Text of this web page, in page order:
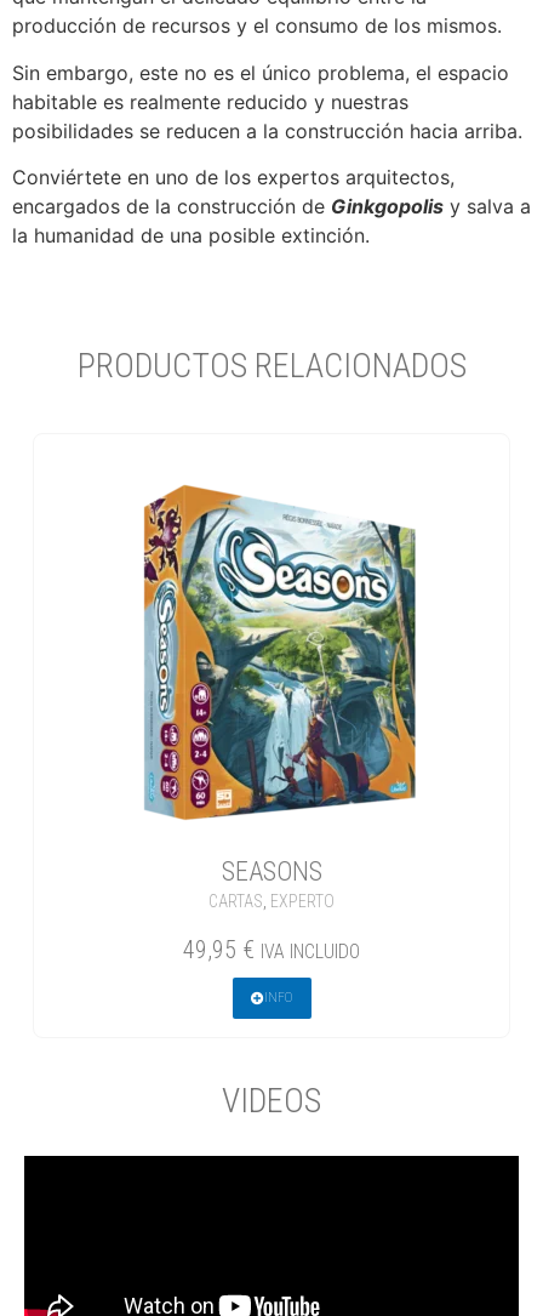
producción de recursos y el consumo de los mismos.
Sin embargo, este no es el único problema, el espacio
habitable es realmente reducido y nuestras
posibilidades se reducen a la construcción hacia arriba.
Conviértete en uno de los expertos arquitectos,
encargados de la construcción de Ginkgopolis y salva a
la humanidad de una posible extinción.
PRODUCTOS RELACIONADOS
SEASONS
CARTAS EXPERTO
49,95 € IVA INCLUIDO
INFO
VIDEOS